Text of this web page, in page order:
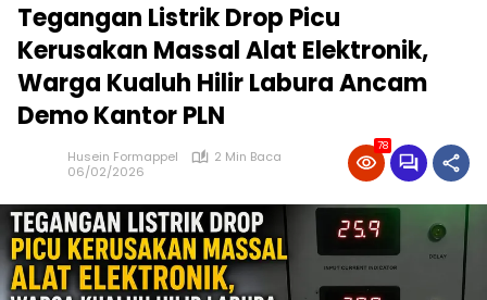
Tegangan Listrik Drop Picu
Kerusakan Massal Alat Elektronik,
Warga Kualuh Hilir Labura Ancam
Demo Kantor PLN
Husein Formappel
2 Min Baca
06/02/2026
78